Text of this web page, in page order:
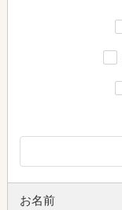
お名前